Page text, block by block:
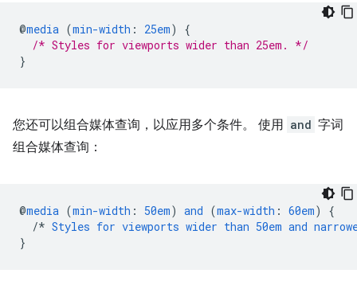
@media (min-width : 25em)
{
/* Styles for viewports wider than 25em. */
}
您还可以组合媒体查询，以应用多个条件。 使用 and 字词
组合媒体查询：
@media (min-width : 50em) and (max-width : 60em)
{
/* Styles for viewports wider than 50em and
}